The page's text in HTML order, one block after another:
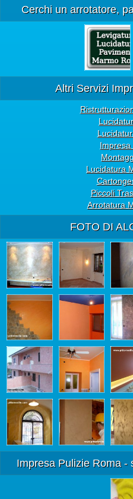
Cerchi un arrotatore,
Altri Servizi
Impresa
Lucidatura
Piccoli
Arrotatura
FOTO DI
Impresa Pulizie Roma -